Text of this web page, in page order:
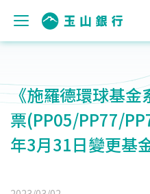
《施羅德環球基金
票(PP05/PP77/
年3月31日變更基